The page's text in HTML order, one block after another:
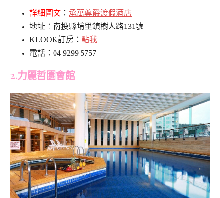
詳細圖文 ： 承萬尊爵渡假酒店
地址：南投縣埔里鎮樹人路131號
KLOOK訂房： 點我
電話：04 9299 5757
2.力麗哲園會館